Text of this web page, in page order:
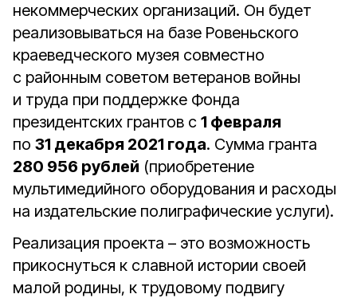
некоммерческих организаций. Он будет
реализовываться на базе Ровеньского
краеведческого музея совместно
с районным советом ветеранов войны
и труда при поддержке Фонда
президентских грантов с 1 февраля
по 31 декабря 2021 года. Сумма гранта
280 956 рублей (приобретение
мультимедийного оборудования и расходы
на издательские полиграфические услуги).
Реализация проекта – это возможность
прикоснуться к славной истории своей
малой родины, к трудовому подвигу